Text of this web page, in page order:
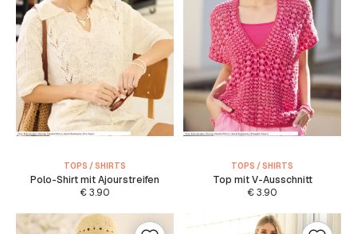
TOPS / SHIRTS
Polo-Shirt mit Ajourstreifen
€3.90
TOPS / SHIRTS
Top mit V-Ausschnitt
€3.90